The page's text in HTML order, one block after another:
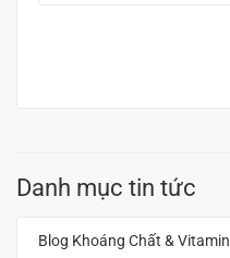
Danh mục tin tức
Blog Khoáng Chất & Vitamin